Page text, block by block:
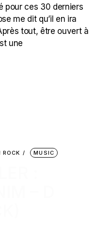
pour ces 30 derniers
me dit qu’il en ira
tout, être ouvert à
une
MUSIC